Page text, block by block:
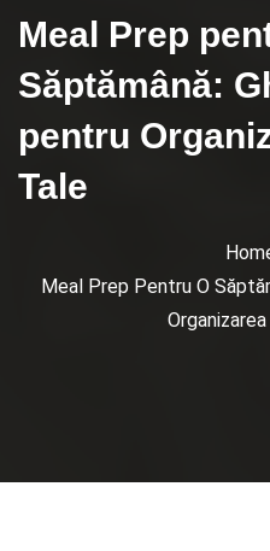
Meal Prep
Săptămână:
pentru
Tale
Meal Prep Pentru O